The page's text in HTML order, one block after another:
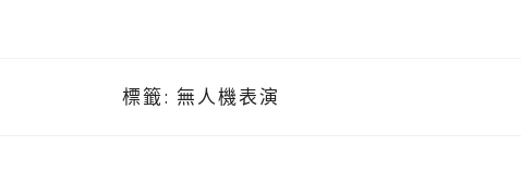
標籤: 無人機表演